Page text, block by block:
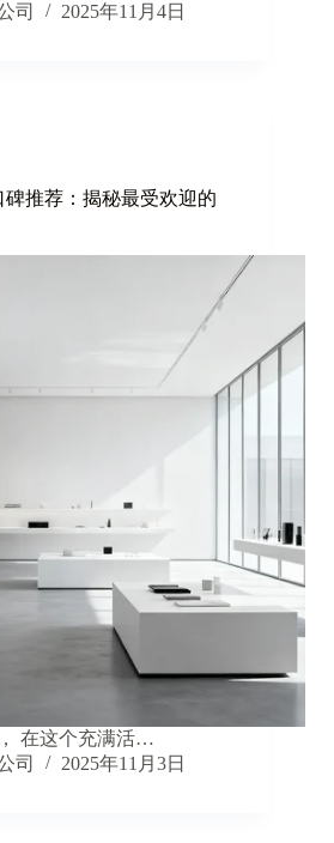
司
2025年11月4日
推荐：揭秘最受欢迎的
在这个充满活…
司
2025年11月3日